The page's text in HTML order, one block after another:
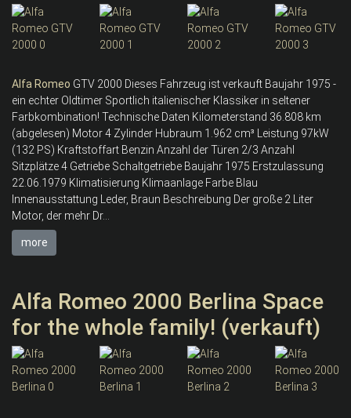
Alfa Romeo GTV 2000 Dieses Fahrzeug ist verkauft Baujahr 1975 -
ein echter Oldtimer Sportlich italienischer Klassiker in seltener
Farbkombination! Technische Daten Kilometerstand 36.808 km
(abgelesen) Motor 4 Zylinder Hubraum 1.962 cm³ Leistung 97kW
(132 PS) Kraftstoffart Benzin Anzahl der Türen 2/3 Anzahl
Sitzplätze 4 Getriebe Schaltgetriebe Baujahr 1975 Erstzulassung
22.06.1979 Klimatisierung Klimaanlage Farbe Blau
Innenausstattung Leder, Braun Beschreibung Der große 2 Liter
Motor, der mehr Dr...
more
Alfa Romeo 2000 Berlina Space
for the whole family! (verkauft)